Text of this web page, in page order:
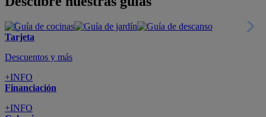
Tarjeta
Descuentos y más
+INFO
Financiación
+INFO